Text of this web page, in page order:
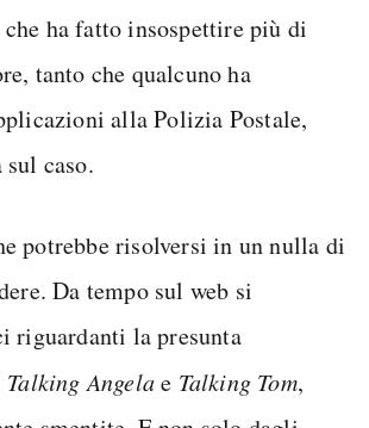
ha fatto insospettire più di
tanto che qualcuno ha
alla Polizia Postale,
sul caso.
potrebbe risolversi in un nulla di
Da tempo sul web si
riguardanti la presunta
Talking Angelae Talking Tom,